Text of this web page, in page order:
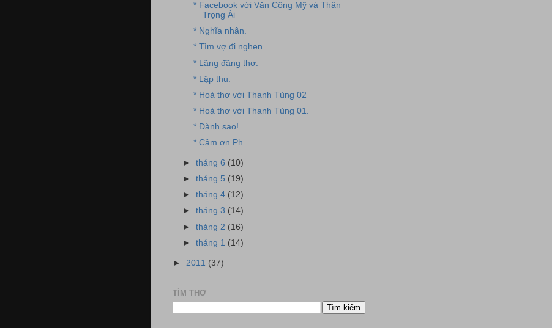
* Facebook với Văn Công Mỹ và Thân
Trọng Ái
* Nghĩa nhân.
* Tìm vợ đi nghen.
* Lãng đãng thơ.
* Lập thu.
* Hoà thơ với Thanh Tùng 02
* Hoà thơ với Thanh Tùng 01.
* Đành sao!
* Cảm ơn Ph.
►tháng 6 (10)
►tháng 5 (19)
►tháng 4 (12)
►tháng 3 (14)
►tháng 2 (16)
►tháng 1 (14)
► 2011 (37)
TÌM THƠ